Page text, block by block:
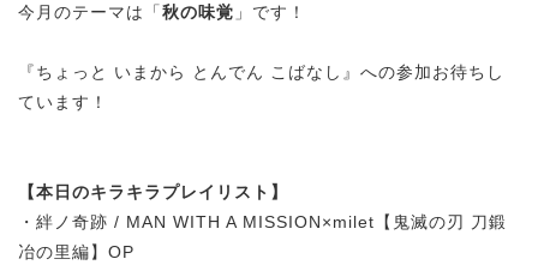
今月のテーマは「秋の味覚 」です！
『ちょっと いまから とんでん こばなし』への参加お待ちし
ています！
【本日のキラキラプレイリスト】
・絆ノ奇跡 / MAN WITH A MISSION×milet【鬼滅の刃 刀鍛
冶の里編】OP